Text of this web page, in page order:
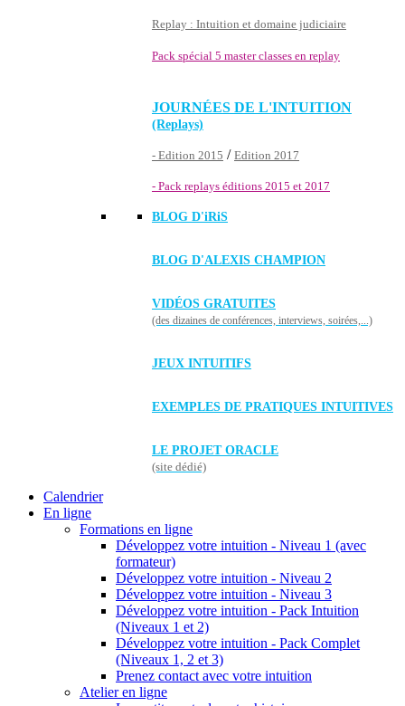
Replay : Intuition et domaine judiciaire
Pack spécial 5 master classes en replay
JOURNÉES DE L'INTUITION
(Replays)
- Edition 2015 / Edition 2017
- Pack replays éditions 2015 et 2017
BLOG D'iRiS
BLOG D'ALEXIS CHAMPION
VIDÉOS GRATUITES
(des dizaines de conférences, interviews, soirées,...)
JEUX INTUITIFS
EXEMPLES DE PRATIQUES INTUITIVES
LE PROJET ORACLE
(site dédié)
Calendrier
En ligne
Formations en ligne
Développez votre intuition - Niveau 1 (avec
formateur)
Développez votre intuition - Niveau 2
Développez votre intuition - Niveau 3
Développez votre intuition - Pack Intuition
(Niveaux 1 et 2)
Développez votre intuition - Pack Complet
(Niveaux 1, 2 et 3)
Prenez contact avec votre intuition
Atelier en ligne